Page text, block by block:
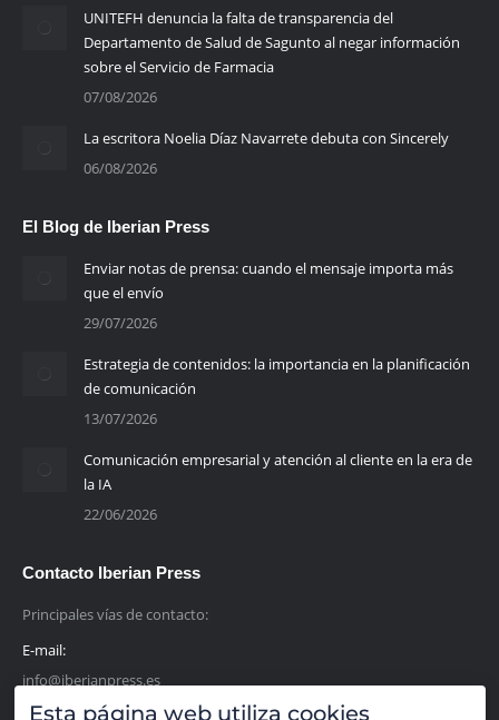
UNITEFH denuncia la falta de transparencia del
Departamento de Salud de Sagunto al negar información
sobre el Servicio de Farmacia
07/08/2026
La escritora Noelia Díaz Navarrete debuta con Sincerely
06/08/2026
El Blog de Iberian Press
Enviar notas de prensa: cuando el mensaje importa más
que el envío
29/07/2026
Estrategia de contenidos: la importancia en la planificación
de comunicación
13/07/2026
Comunicación empresarial y atención al cliente en la era de
la IA
22/06/2026
Contacto Iberian Press
Principales vías de contacto:
E-mail:
info@iberianpress.es
Esta página web utiliza cookies